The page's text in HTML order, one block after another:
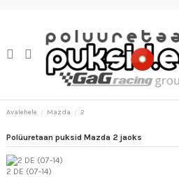
Avalehele Mazda 2
Polüuretaan puksid Mazda 2 jaoks
2 DE (07-14)